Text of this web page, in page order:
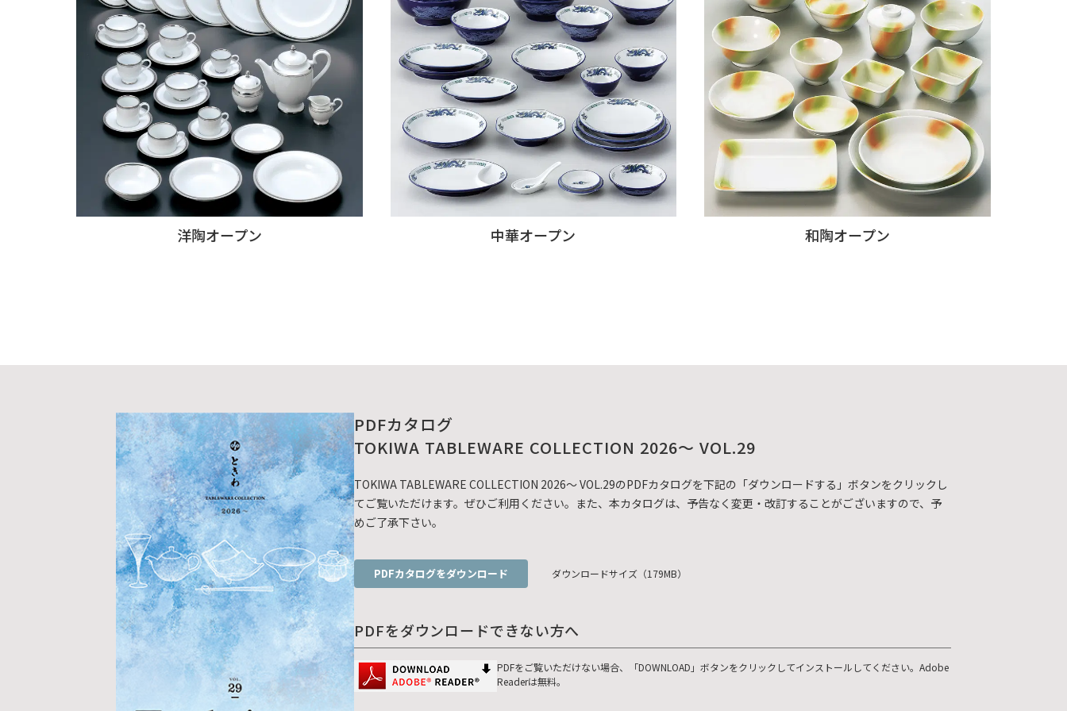
洋陶オープン 中華オープン 和陶オープン
PDFカタログ
TOKIWA TABLEWARE COLLECTION 2026～ VOL.29
TOKIWA TABLEWARE COLLECTION 2026～ VOL.29のPDFカタログを下記の「ダウンロードする」ボタンをクリックし
てご覧いただけます。ぜひご利用ください。また、本カタログは、予告なく変更・改訂することがございますので、予
めご了承下さい。
PDFカタログをダウンロード ダウンロードサイズ（179MB）
PDFをダウンロードできない方へ
PDFをご覧いただけない場合、「DOWNLOAD」ボタンをクリックしてインストールしてください。Adobe
Readerは無料。